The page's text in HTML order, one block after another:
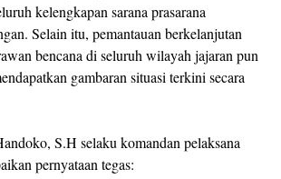
kelengkapan sarana prasarana
Selain itu, pemantauan berkelanjutan
bencana di seluruh wilayah jajaran pun
gambaran situasi terkini secara
S.H selaku komandan pelaksana
pernyataan tegas: